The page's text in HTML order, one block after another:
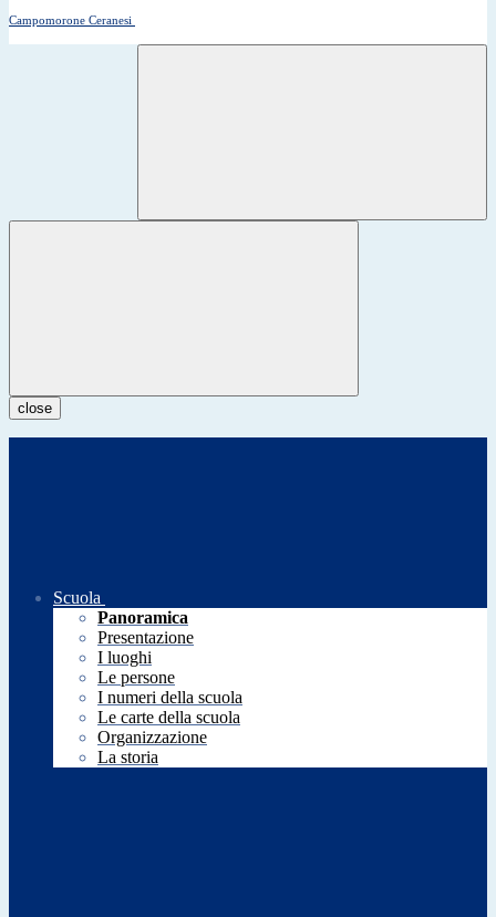
Campomorone Ceranesi
close
Scuola
Panoramica
Presentazione
I luoghi
Le persone
I numeri della scuola
Le carte della scuola
Organizzazione
La storia